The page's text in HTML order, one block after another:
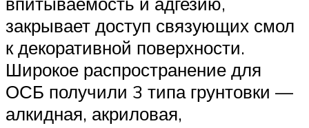
закрывает доступ связующих смол
к декоративной поверхности.
Широкое распространение для
ОСБ получили 3 типа грунтовки —
алкидная, акриловая,